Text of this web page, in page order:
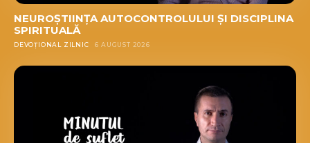
NEUROȘTIINȚA AUTOCONTROLULUI ȘI DISCIPLINA
SPIRITUALĂ
DEVOȚIONAL ZILNIC 6 AUGUST 2026